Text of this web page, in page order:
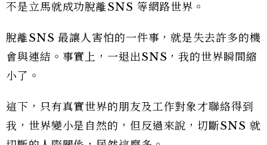
不是立馬就成功脫離SNS 等網路世界。
脫離SNS 最讓人害怕的一件事，就是失去許多的機
會與連結。事實上，一退出SNS，我的世界瞬間縮
小了。
這下，只有真實世界的朋友及工作對象才聯絡得到
我，世界變小是自然的，但反過來說，切斷SNS 就